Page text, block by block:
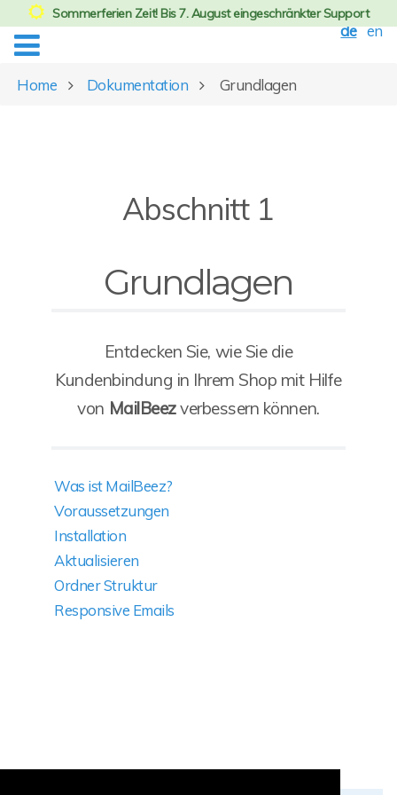
de en
Home Dokumentation Grundlagen
Abschnitt 1
Grundlagen
Entdecken Sie, wie Sie die
Kundenbindung in Ihrem Shop mit Hilfe
von MailBeezverbessern können.
Was ist MailBeez?
Voraussetzungen
Installation
Aktualisieren
Ordner Struktur
Responsive Emails
Sommerferien Zeit! Bis 7. August eingeschränkter Support